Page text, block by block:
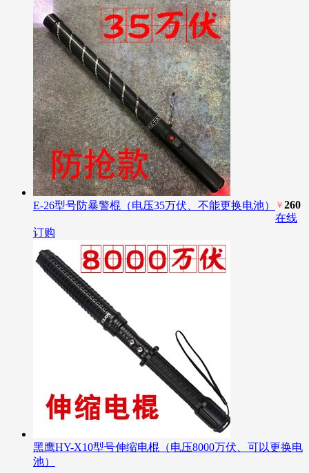
E-26型号防暴警棍（电压35万伏、不能更换电池） ￥ 260
在线
订购
黑鹰HY-X10型号伸缩电棍（电压8000万伏、可以更换电
池）